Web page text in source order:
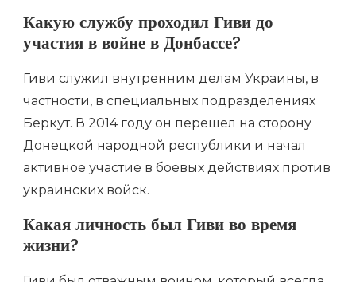
Какую службу проходил Гиви до
участия в войне в Донбассе?
Гиви служил внутренним делам Украины, в
частности, в специальных подразделениях
Беркут. В 2014 году он перешел на сторону
Донецкой народной республики и начал
активное участие в боевых действиях против
украинских войск.
Какая личность был Гиви во время
жизни?